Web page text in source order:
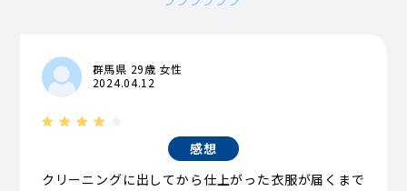
群馬県 29歳 女性
2024.04.12
感想
クリーニングに出してから仕上がった衣服が届くまで